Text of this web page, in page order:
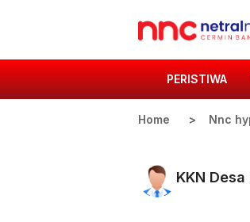
PERISTIWA
Home Nnc
KKN